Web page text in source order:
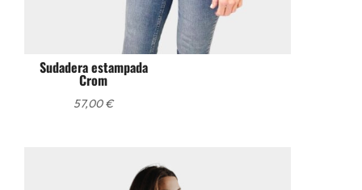
Sudadera estampada
Crom
57,00€